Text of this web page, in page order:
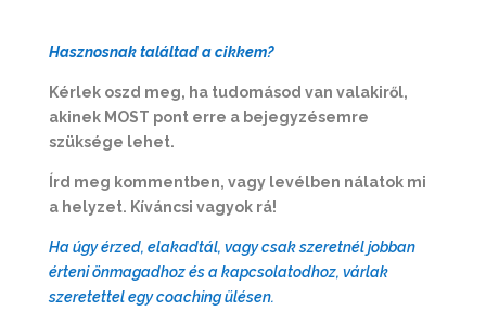
Hasznosnak találtad a cikkem?
Kérlek oszd meg, ha tudomásod van valakiről,
akinek MOST pont erre a bejegyzésemre
szüksége lehet.
Írd meg kommentben, vagy levélben nálatok mi
a helyzet. Kíváncsi vagyok rá!
Ha úgy érzed, elakadtál, vagy csak szeretnél jobban
érteni önmagadhoz és a kapcsolatodhoz, várlak
szeretettel egy coaching ülésen.